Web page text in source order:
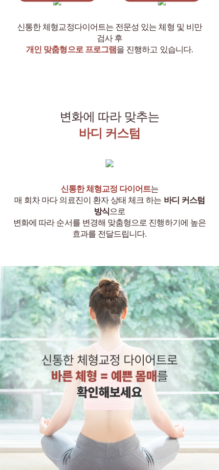
신통한 체형교정다이어트는 전문성 있는 체형 및 비만
검사 후
개인 맞춤형으로 프로그램을 진행하고 있습니다.
변화에 따라 맞추는
바디 커스텀
신통한 체형교정 다이어트는
매 회차 마다 의료진이 환자 상태 체크 하는 바디 커스텀
방식으로
변화에 따라 순서를 변경해 맞춤형으로 진행하기에 높은
효과를 전달드립니다.